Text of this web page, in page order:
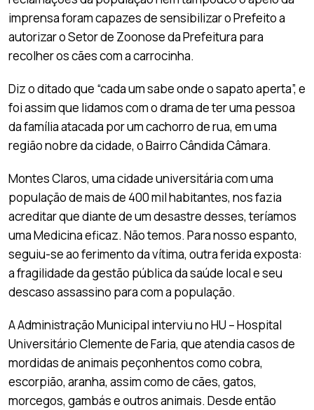
imprensa foram capazes de sensibilizar o Prefeito a
autorizar o Setor de Zoonose da Prefeitura para
recolher os cães com a carrocinha.
Diz o ditado que “cada um sabe onde o sapato aperta”, e
foi assim que lidamos com o drama de ter uma pessoa
da família atacada por um cachorro de rua, em uma
região nobre da cidade, o Bairro Cândida Câmara.
Montes Claros, uma cidade universitária com uma
população de mais de 400 mil habitantes, nos fazia
acreditar que diante de um desastre desses, teríamos
uma Medicina eficaz. Não temos. Para nosso espanto,
seguiu-se ao ferimento da vítima, outra ferida exposta:
a fragilidade da gestão pública da saúde local e seu
descaso assassino para com a população.
A Administração Municipal interviu no HU – Hospital
Universitário Clemente de Faria, que atendia casos de
mordidas de animais peçonhentos como cobra,
escorpião, aranha, assim como de cães, gatos,
morcegos, gambás e outros animais. Desde então